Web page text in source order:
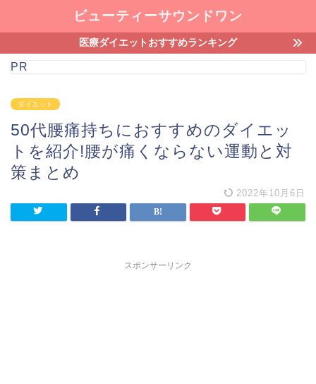
ビューティーサウンドワン
医療ダイエットおすすめランキング
PR
ダイエット
50代腰痛持ちにおすすめのダイエッ
トを紹介!腰が痛くならない運動と対
策まとめ
2022年10月6日
スポンサーリンク